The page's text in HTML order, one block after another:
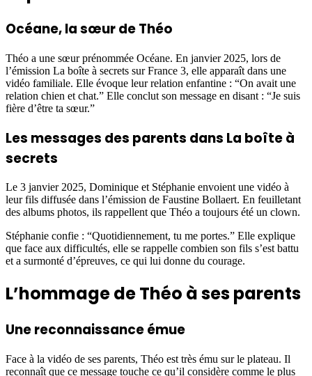
Océane, la sœur de Théo
Théo a une sœur prénommée Océane. En janvier 2025, lors de
l’émission La boîte à secrets sur France 3, elle apparaît dans une
vidéo familiale. Elle évoque leur relation enfantine : “On avait une
relation chien et chat.” Elle conclut son message en disant : “Je suis
fière d’être ta sœur.”
Les messages des parents dans La boîte à
secrets
Le 3 janvier 2025, Dominique et Stéphanie envoient une vidéo à
leur fils diffusée dans l’émission de Faustine Bollaert. En feuilletant
des albums photos, ils rappellent que Théo a toujours été un clown.
Stéphanie confie : “Quotidiennement, tu me portes.” Elle explique
que face aux difficultés, elle se rappelle combien son fils s’est battu
et a surmonté d’épreuves, ce qui lui donne du courage.
L’hommage de Théo à ses parents
Une reconnaissance émue
Face à la vidéo de ses parents, Théo est très ému sur le plateau. Il
reconnaît que ce message touche ce qu’il considère comme le plus